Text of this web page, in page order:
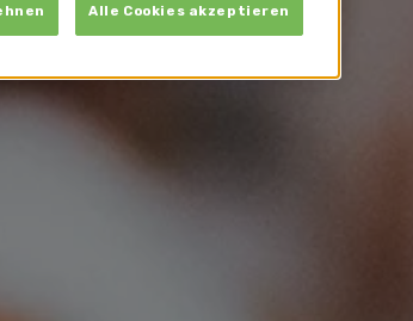
Alle Cookies akzeptieren